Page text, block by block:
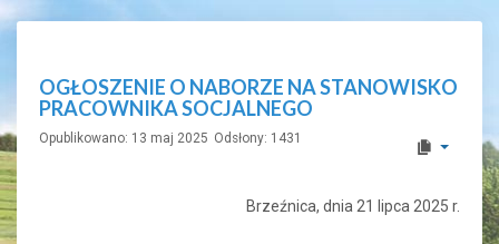
OGŁOSZENIE O NABORZE NA STANOWISKO
PRACOWNIKA SOCJALNEGO
Opublikowano: 13 maj 2025 Odsłony: 1431
Brzeźnica, dnia 21 lipca 2025 r.